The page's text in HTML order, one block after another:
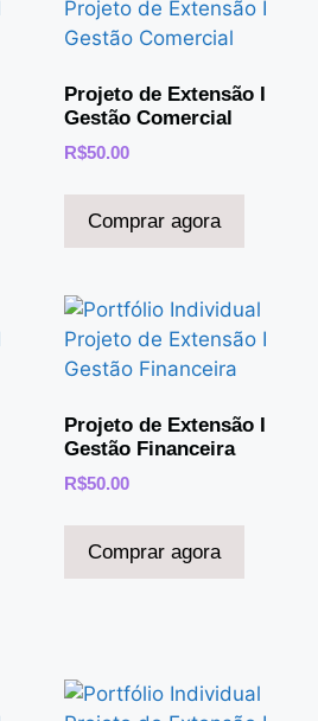
Projeto de Extensão I
Gestão Comercial
R$50.00
Comprar agora
Projeto de Extensão I
Gestão Financeira
R$50.00
Comprar agora